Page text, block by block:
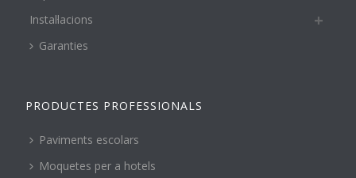
Instal·lacions
Garanties
PRODUCTES PROFESSIONALS
Paviments escolars
Moquetes per a hotels